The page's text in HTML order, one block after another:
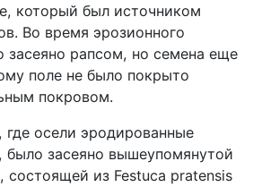
который был источником
Во время эрозионного
засеяно рапсом, но семена еще
поле не было покрыто
покровом.
осели эродированные
было засеяно вышеупомянутой
состоящей из Festuca pratensis